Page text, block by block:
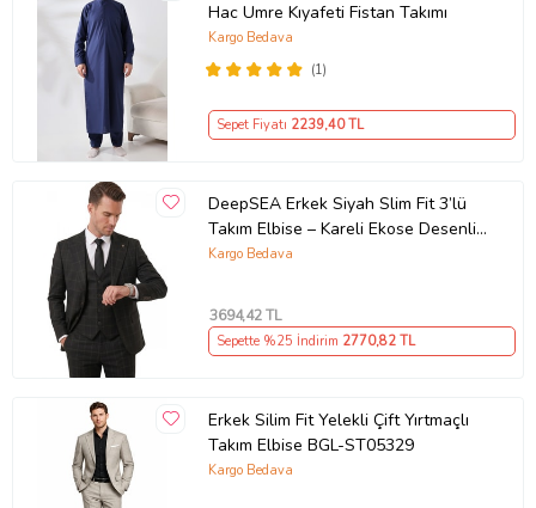
Hac Umre Kıyafeti Fistan Takımı
(1)
Kargo Bedava
Sepet Fiyatı 2239,40 TL
DeepSEA Erkek Siyah Slim Fit 3’lü
Takım Elbise – Kareli Ekose Desenli
Yelekli Şık Takım 2600517
Kargo Bedava
3694,42 TL
Sepette %25 İndirim 2770,82 TL
Erkek Silim Fit Yelekli Çift Yırtmaçlı
Takım Elbise BGL-ST05329
Kargo Bedava